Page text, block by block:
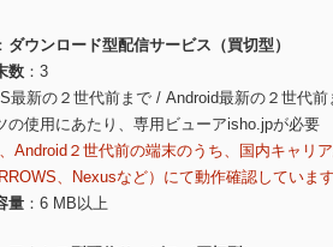
ダウンロード型配信サービス（買切型）
数
3
最新の２世代前まで / Android最新の２世代前
の使用にあたり、専用ビューアisho.jpが必要
Android２世代前の端末のうち、国内キャリ
、Nexusなど）にて動作確認しています
量
6 MB以上